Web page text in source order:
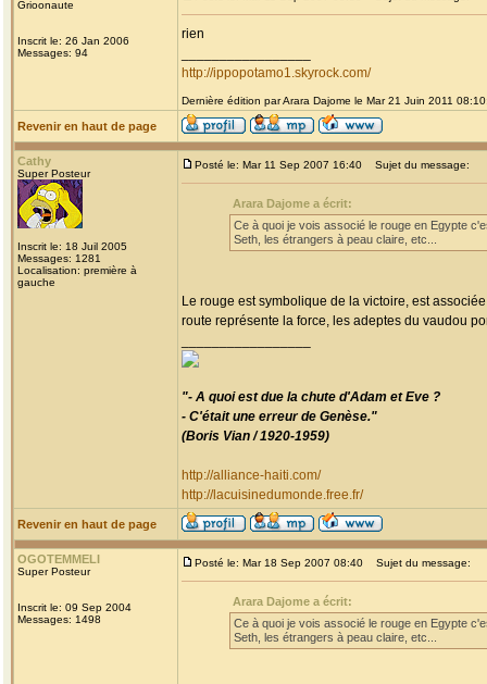
Grioonaute
Inscrit le: 26 Jan 2006
Messages: 94
rien
http://ippopotamo1.skyrock.com/
Dernière édition par Arara Dajome le Mar 21 Juin 2011
Revenir en haut de page
Cathy
Super Posteur
Inscrit le: 18 Juil 2005
Messages: 1281
Localisation: première à
gauche
Posté le: Mar 11 Sep 2007 16:40 Sujet du message:
Arara Dajome a écrit:
Ce à quoi je vois associé le rouge en Egypte
Seth, les étrangers à peau claire, etc...
Le rouge est symbolique de la victoire, est
route représente la force, les adeptes du vaudou
"- A quoi est due la chute d'Adam et Eve ?
- C'était une erreur de Genèse."
(Boris Vian / 1920-1959)
http://alliance-haiti.com/
http://lacuisinedumonde.free.fr/
Revenir en haut de page
OGOTEMMELI
Super Posteur
Inscrit le: 09 Sep 2004
Messages: 1498
Posté le: Mar 18 Sep 2007 08:40 Sujet du message:
Arara Dajome a écrit:
Ce à quoi je vois associé le rouge en Egypte
Seth, les étrangers à peau claire, etc...